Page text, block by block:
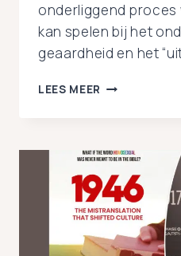
onderliggend proces
kan spelen bij het
geaardheid en het
LEES MEER WAAROM
KOMEN
MOEILIJK
KAN
ZIJN